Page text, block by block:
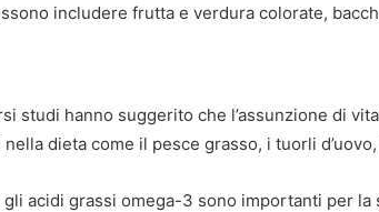
includere frutta e verdura colorate,
studi hanno suggerito che l’assunzione di
dieta come il pesce grasso, i tuorli
gli acidi grassi omega-3 sono importanti per